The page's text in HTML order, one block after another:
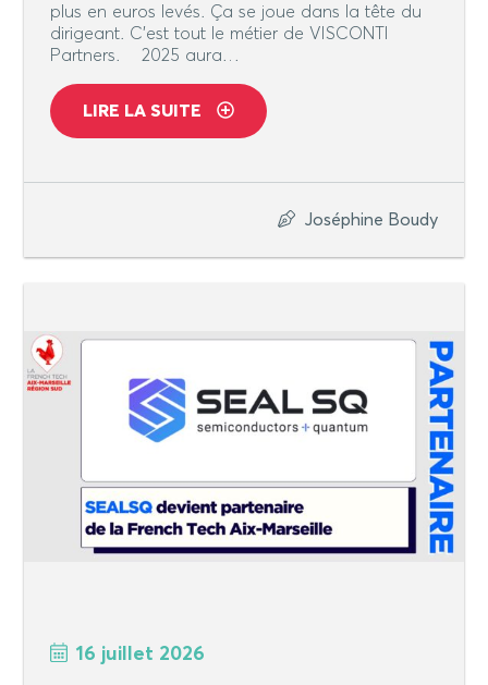
plus en euros levés. Ça se joue dans la tête du
dirigeant. C’est tout le métier de VISCONTI
Partners. 2025 aura…
LIRE LA SUITE
Joséphine Boudy
16 juillet 2026